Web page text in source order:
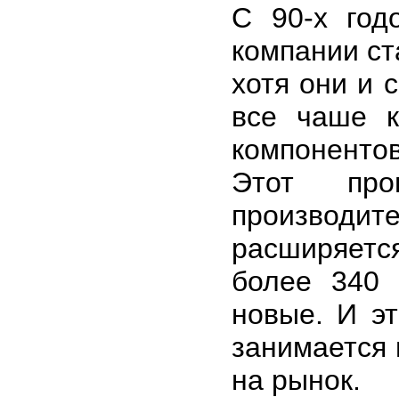
С 90-х
компании
хотя они и
все чаше
Этот
более 340
новые. И
на рынок.